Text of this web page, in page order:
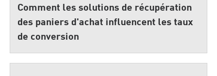
Comment les solutions de récupération
des paniers d'achat influencent les taux
de conversion